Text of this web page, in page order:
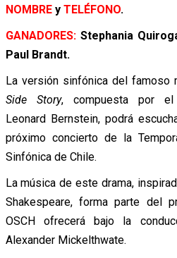
NOMBREy TELÉFONO.
GANADORES:Stephania
Paul Brandt.
La versión sinfónica del famoso
Side Story, compuesta por el
Leonard Bernstein, podrá
próximo concierto de la
Sinfónica de Chile.
La música de este drama,
Shakespeare, forma parte del
OSCH ofrecerá bajo la
Alexander Mickelthwate.